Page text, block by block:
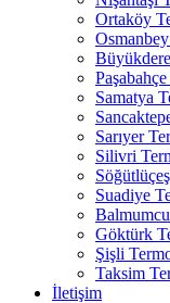
Ortaköy
Samatya
Sarıyer
Silivri
Suadiye
Göktürk
Şişli
Taksim
İletişim